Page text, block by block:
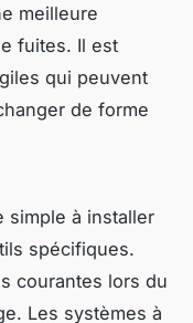
meilleure
fuites. Il est
qui peuvent
de forme
simple à installer
spécifiques.
courantes lors du
Les systèmes à